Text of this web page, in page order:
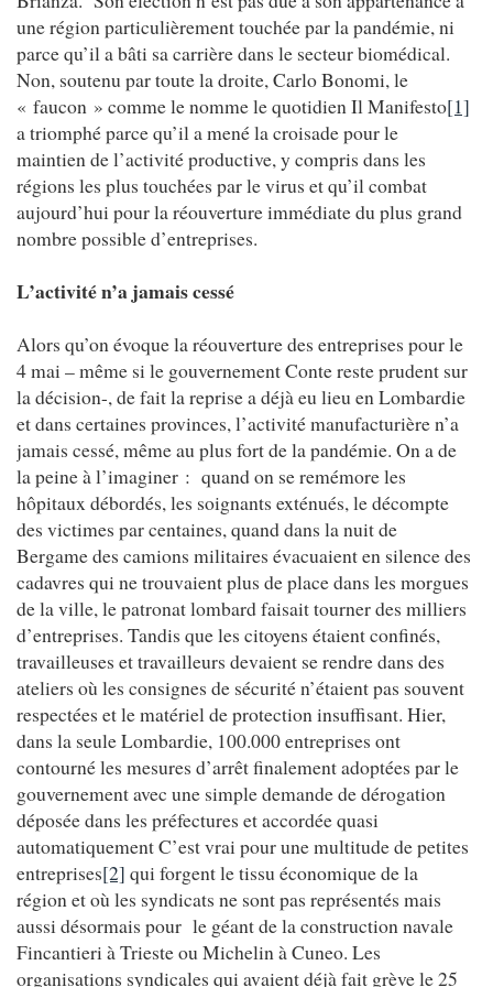
une région particulièrement touchée par la pandémie, ni
parce qu’il a bâti sa carrière dans le secteur biomédical.
Non, soutenu par toute la droite, Carlo Bonomi, le
« faucon » comme le nomme le quotidien Il Manifesto[1]
a triomphé parce qu’il a mené la croisade pour le
maintien de l’activité productive, y compris dans les
régions les plus touchées par le virus et qu’il combat
aujourd’hui pour la réouverture immédiate du plus grand
nombre possible d’entreprises.
L’activité n’a jamais cessé
Alors qu’on évoque la réouverture des entreprises pour le
4 mai – même si le gouvernement Conte reste prudent sur
la décision-, de fait la reprise a déjà eu lieu en Lombardie
et dans certaines provinces, l’activité manufacturière n’a
jamais cessé, même au plus fort de la pandémie. On a de
la peine à l’imaginer : quand on se remémore les
hôpitaux débordés, les soignants exténués, le décompte
des victimes par centaines, quand dans la nuit de
Bergame des camions militaires évacuaient en silence des
cadavres qui ne trouvaient plus de place dans les morgues
de la ville, le patronat lombard faisait tourner des milliers
d’entreprises. Tandis que les citoyens étaient confinés,
travailleuses et travailleurs devaient se rendre dans des
ateliers où les consignes de sécurité n’étaient pas souvent
respectées et le matériel de protection insuffisant. Hier,
dans la seule Lombardie, 100.000 entreprises ont
contourné les mesures d’arrêt finalement adoptées par le
gouvernement avec une simple demande de dérogation
déposée dans les préfectures et accordée quasi
automatiquement C’est vrai pour une multitude de petites
entreprises[2] qui forgent le tissu économique de la
région et où les syndicats ne sont pas représentés mais
aussi désormais pour le géant de la construction navale
Fincantieri à Trieste ou Michelin à Cuneo. Les
organisations syndicales qui avaient déjà fait grève le 25